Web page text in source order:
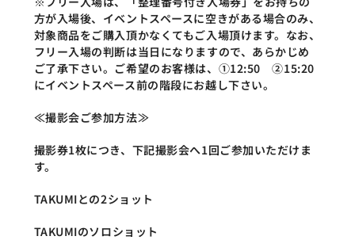
方が入場後、イベントスペースに空きがある場合のみ、
対象商品をご購入頂かなくてもご入場頂けます。なお、
フリー入場の判断は当日になりますので、あらかじめ
ご了承下さい。ご希望のお客様は、①12:50　②15:20
にイベントスペース前の階段にお越し下さい。
≪撮影会ご参加方法≫
撮影券1枚につき、下記撮影会へ1回ご参加いただけま
す。
TAKUMIとの2ショット
TAKUMIのソロショット